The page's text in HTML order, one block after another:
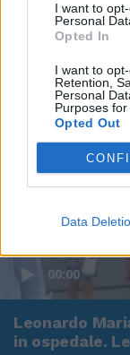
I want to
Personal
Opted In
I want to
Retention,
Personal
Purposes for
Opted Out
Data
00:00
Leonardo
in ospedale.